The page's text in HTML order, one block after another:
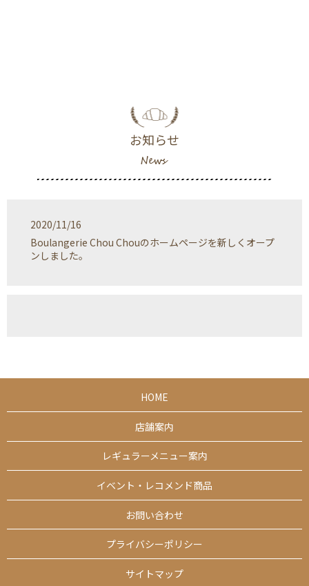
お知らせ
2020/11/16
Boulangerie Chou Chouのホームページを新しくオープ
ンしました。
HOME
店舗案内
レギュラーメニュー案内
イベント・レコメンド商品
お問い合わせ
プライバシーポリシー
サイトマップ